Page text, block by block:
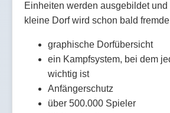
Einheiten werden ausgebildet
kleine Dorf wird schon bald
graphische Dorfübersicht
ein Kampfsystem, bei dem
wichtig ist
Anfängerschutz
über 500.000 Spieler